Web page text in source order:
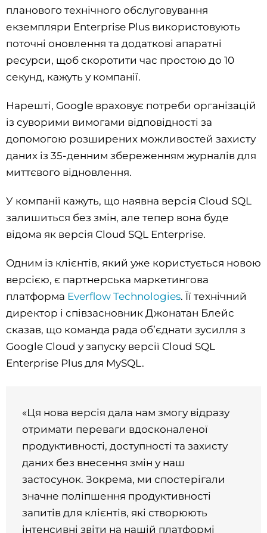
планового технічного обслуговування
екземпляри Enterprise Plus використовують
поточні оновлення та додаткові апаратні
ресурси, щоб скоротити час простою до 10
секунд, кажуть у компанії.
Нарешті, Google враховує потреби організацій
із суворими вимогами відповідності за
допомогою розширених можливостей захисту
даних із 35-денним збереженням журналів для
миттєвого відновлення.
У компанії кажуть, що наявна версія Cloud SQL
залишиться без змін, але тепер вона буде
відома як версія Cloud SQL Enterprise.
Одним із клієнтів, який уже користується новою
версією, є партнерська маркетингова
платформа Everflow Technologies. Її технічний
директор і співзасновник Джонатан Блейс
сказав, що команда рада об’єднати зусилля з
Google Cloud у запуску версії Cloud SQL
Enterprise Plus для MySQL.
«Ця нова версія дала нам змогу відразу
отримати переваги вдосконаленої
продуктивності, доступності та захисту
даних без внесення змін у наш
застосунок. Зокрема, ми спостерігали
значне поліпшення продуктивності
запитів для клієнтів, які створюють
інтенсивні звіти на нашій платформі